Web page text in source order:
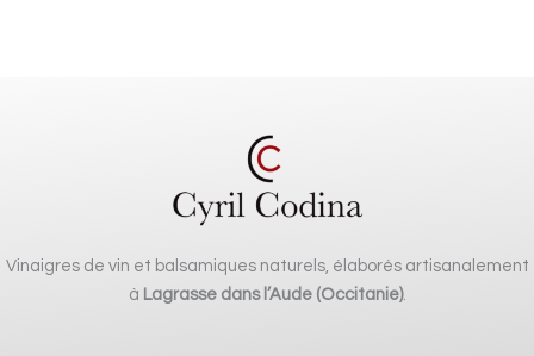
Vinaigres de vin et balsamiques naturels, élaborés artisanalement
à Lagrasse dans l’Aude (Occitanie).